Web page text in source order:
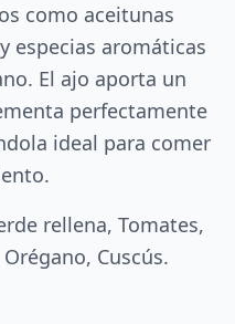
como aceitunas
especias aromáticas
El ajo aporta un
perfectamente
ideal para comer
rellena, Tomates,
Cuscús.